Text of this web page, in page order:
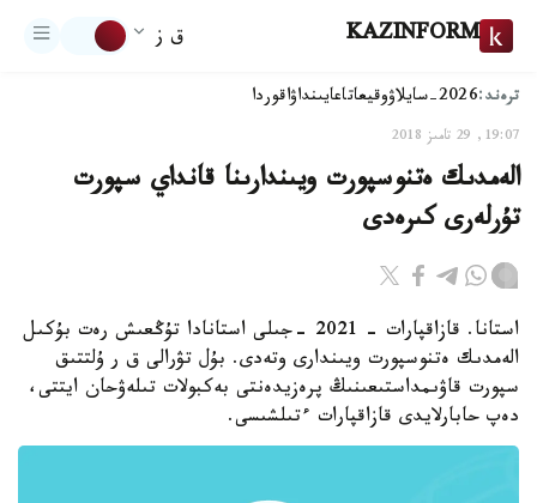
KAZINFORM ق ز
ترەند:2026-سايلاۋ وقيعاتاعايىنداۋاقوردا
19:07, 29 تامىز 2018
الەمدىك ەتنوسپورت ويىندارىنا قانداي سپورت
تۇرلەرى كىرەدى
استانا. قازاقپارات - 2021 -جىلى استانادا تۇڭعىش رەت بۇكىل
الەمدىك ەتنوسپورت ويىندارى وتەدى. بۇل تۋرالى ق ر ۇلتتىق
سپورت قاۋىمداستىعىنىڭ پرەزيدەنتى بەكبولات تىلەۋحان ايتتى،
دەپ حابارلايدى قازاقپارات ءتىلشىسى.